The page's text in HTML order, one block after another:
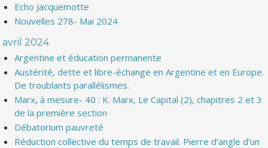
Echo Jacquemotte
Nouvelles 278- Mai 2024
avril 2024
Argentine et éducation permanente
Austérité, dette et libre-échange en Argentine et en Europe.
De troublants parallélismes.
Marx, à mesure- 40 : K. Marx, Le Capital (2), chapitres 2 et 3
de la première section
Débatorium pauvreté
Réduction collective du temps de travail. Pierre d’angle d’un